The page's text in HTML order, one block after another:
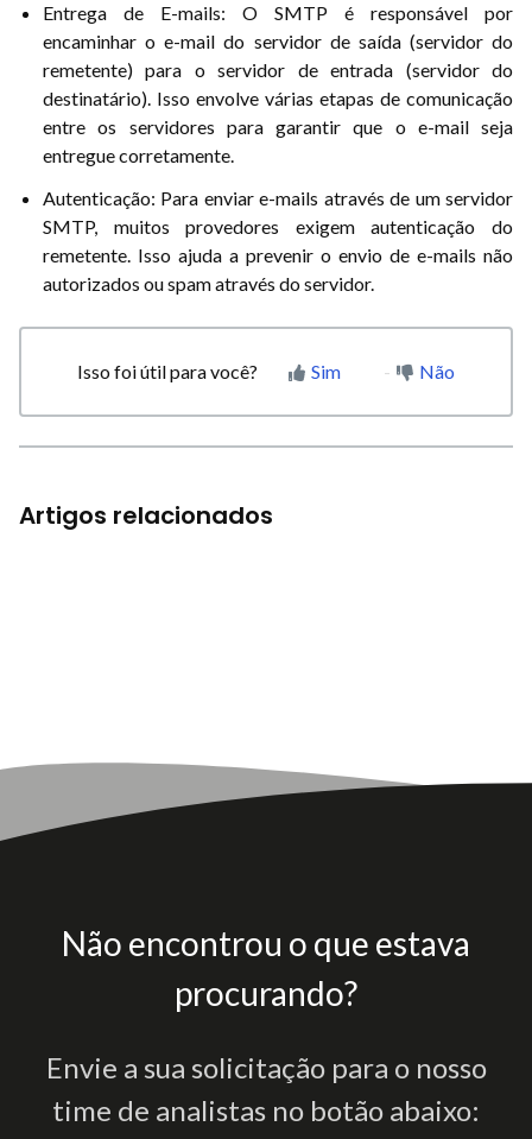
Entrega de E-mails: O SMTP é responsável por
encaminhar o e-mail do servidor de saída (servidor do
remetente) para o servidor de entrada (servidor do
destinatário). Isso envolve várias etapas de comunicação
entre os servidores para garantir que o e-mail seja
entregue corretamente.
Autenticação: Para enviar e-mails através de um servidor
SMTP, muitos provedores exigem autenticação do
remetente. Isso ajuda a prevenir o envio de e-mails não
autorizados ou spam através do servidor.
Isso foi útil para você? Sim Não
Artigos relacionados
Não encontrou o que estava
procurando?
Envie a sua solicitação para o nosso
time de analistas no botão abaixo: